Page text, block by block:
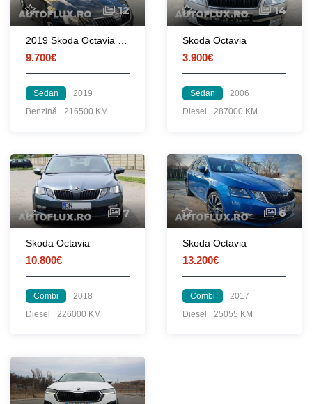
12
9.700€
Sedan
2019
Benzină
216500 KM
14
Skoda Octavia
3.900€
Sedan
2006
Diesel
287000 KM
7
Skoda Octavia
10.800€
Combi
2018
Diesel
226000 KM
6
Skoda Octavia
13.200€
Combi
2017
Diesel
25055 KM